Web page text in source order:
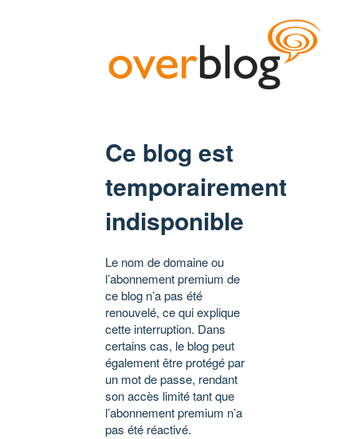
Ce blog est
temporairement
indisponible
Le nom de domaine ou
l’abonnement premium de
ce blog n’a pas été
renouvelé, ce qui explique
cette interruption. Dans
certains cas, le blog peut
également être protégé par
un mot de passe, rendant
son accès limité tant que
l’abonnement premium n’a
pas été réactivé.